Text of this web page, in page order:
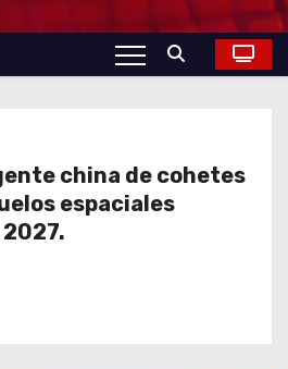
china de cohetes
espaciales